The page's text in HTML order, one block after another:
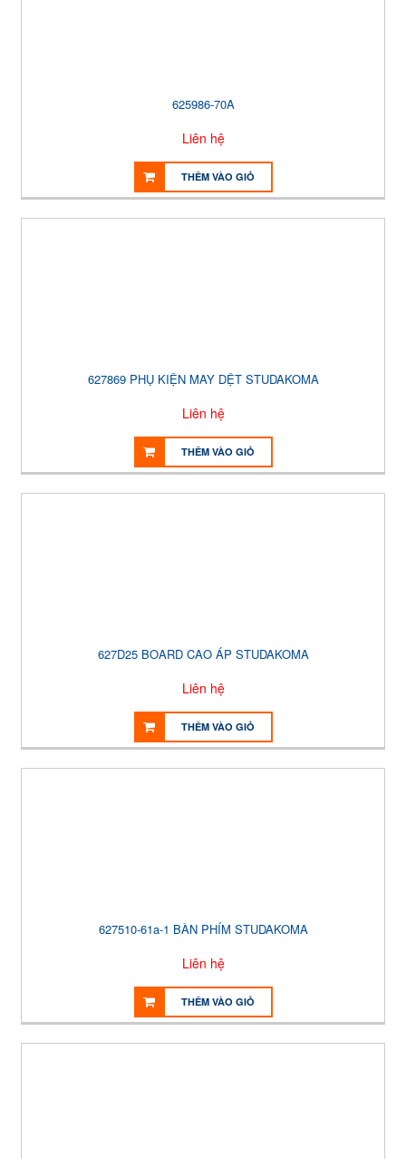
625986-70A
Liên hệ
THÊM VÀO GIỎ
627869 PHỤ KIỆN MAY DỆT STUDAKOMA
Liên hệ
THÊM VÀO GIỎ
627D25 BOARD CAO ÁP STUDAKOMA
Liên hệ
THÊM VÀO GIỎ
627510-61a-1 BÀN PHÍM STUDAKOMA
Liên hệ
THÊM VÀO GIỎ